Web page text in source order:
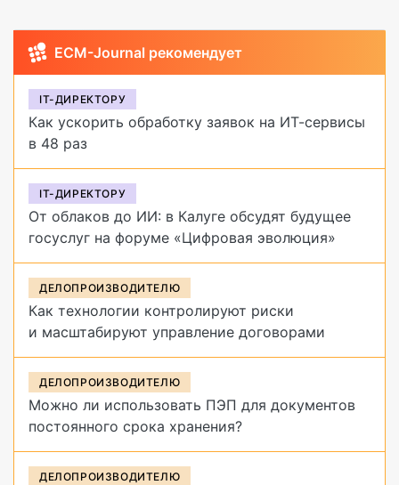
ECM-Journal рекомендует
IT-ДИРЕКТОРУ
Как ускорить обработку заявок на ИТ-сервисы
в 48 раз
IT-ДИРЕКТОРУ
От облаков до ИИ: в Калуге обсудят будущее
госуслуг на форуме «Цифровая эволюция»
ДЕЛОПРОИЗВОДИТЕЛЮ
Как технологии контролируют риски
и масштабируют управление договорами
ДЕЛОПРОИЗВОДИТЕЛЮ
Можно ли использовать ПЭП для документов
постоянного срока хранения?
ДЕЛОПРОИЗВОДИТЕЛЮ